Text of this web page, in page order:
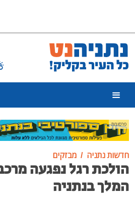
פרסומת
חדשות נתניה מבזקים
הולכת רגל נפגעה
המלך בנתניה